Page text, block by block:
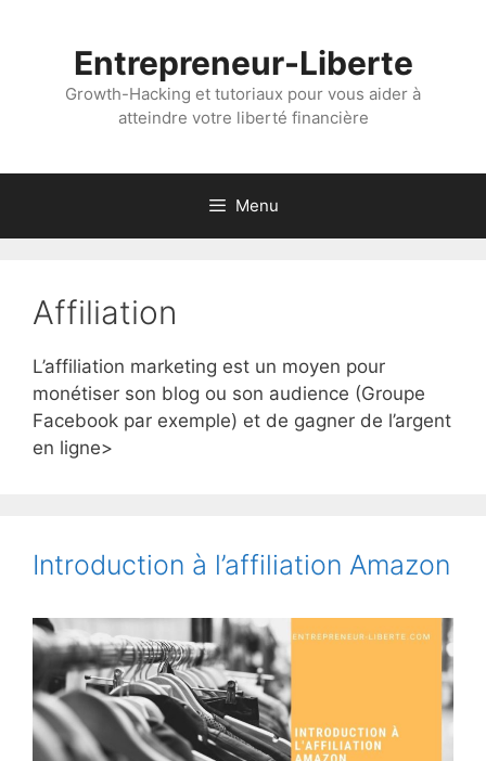
Entrepreneur-Liberte
Growth-Hacking et tutoriaux pour vous aider à
atteindre votre liberté financière
Menu
Affiliation
L’affiliation marketing est un moyen pour
monétiser son blog ou son audience (Groupe
Facebook par exemple) et de gagner de l’argent
en ligne>
Introduction à l’affiliation Amazon